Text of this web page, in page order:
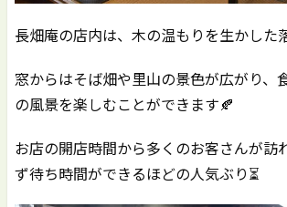
長畑庵の店内は、木の温もりを生かした
窓からはそば畑や里山の景色が広がり、
の風景を楽しむことができます🍂
お店の開店時間から多くのお客さんが訪
ず待ち時間ができるほどの人気ぶり⏳